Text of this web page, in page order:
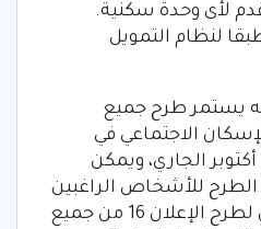
لأى وحدة سكنية.
لنظام التمويل
يستمر طرح جميع
الاجتماعي في
16 إلى يوم 27 من أكتوبر الجاري، ويمكن
للأشخاص الراغبين
بحجز وحدة سكنية ضمن لطرح الإعلان 16 من جميع